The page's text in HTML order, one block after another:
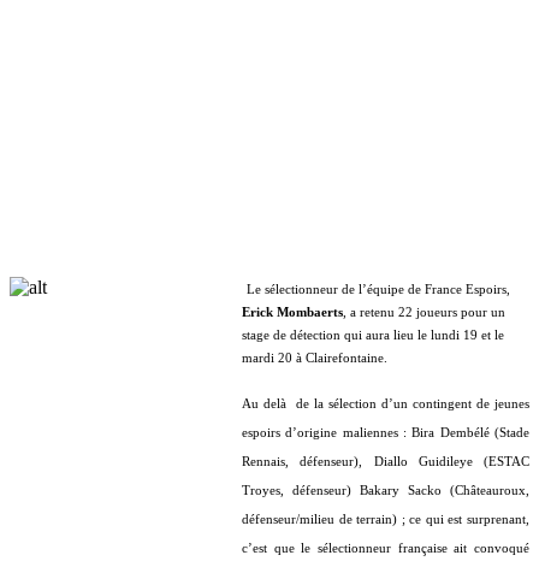
Le sélectionneur de l’équipe de France Espoirs,
Erick Mombaerts , a retenu 22 joueurs pour un
stage de détection qui aura lieu le lundi 19 et le
mardi 20 à Clairefontaine.
Au delà
de la sélection d’un contingent de jeunes
espoirs d’origine maliennes : Bira Dembélé (Stade
Rennais, défenseur), Diallo Guidileye (ESTAC
Troyes, défenseur) Bakary Sacko (Châteauroux,
défenseur/milieu de terrain) ; ce qui est surprenant,
c’est que le sélectionneur française ait convoqué